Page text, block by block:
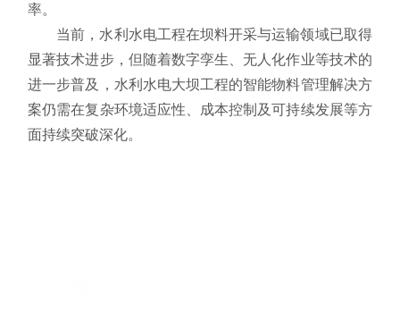
率。
当前，水利水电工程在坝料开采与运输领域已取得
显著技术进步，但随着数字孪生、无人化作业等技术的
进一步普及，水利水电大坝工程的智能物料管理解决方
案仍需在复杂环境适应性、成本控制及可持续发展等方
面持续突破深化。